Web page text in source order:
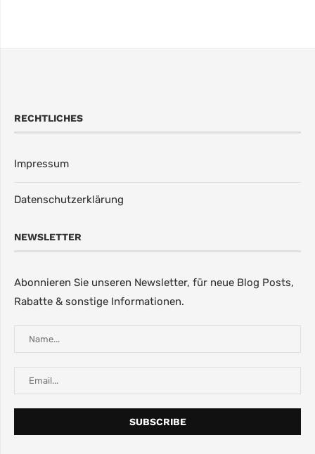
RECHTLICHES
Impressum
Datenschutzerklärung
NEWSLETTER
Abonnieren Sie unseren Newsletter, für neue Blog Posts,
Rabatte & sonstige Informationen.